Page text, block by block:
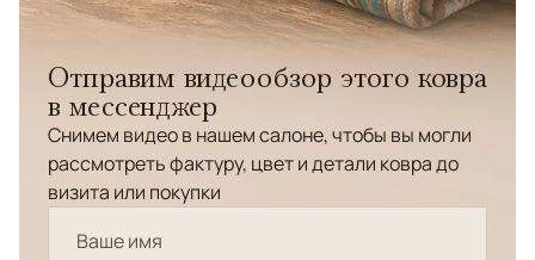
Отправим видеообзор этого ковра
в мессенджер
Снимем видео в нашем салоне, чтобы вы могли
рассмотреть фактуру, цвет и детали ковра до
визита или покупки